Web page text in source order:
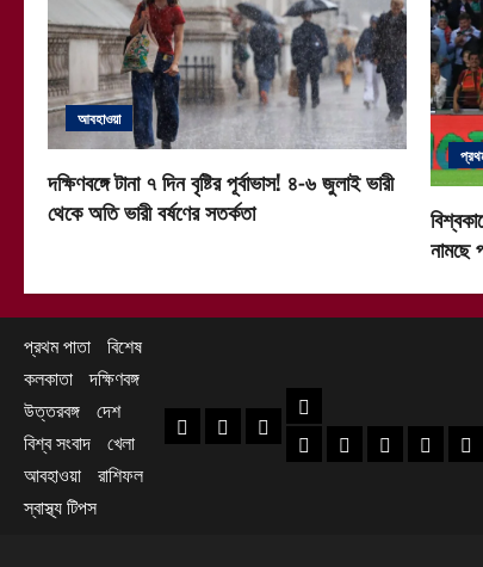
আবহাওয়া
দক্ষিণবঙ্গে টানা ৭ দিন বৃষ্টির পূর্বাভাস! ৪-৬ জুলাই ভারী
থেকে অতি ভারী বর্ষণের সতর্কতা
নামছে
প্রথম পাতা বিশেষ
কলকাতা দক্ষিণবঙ্গ
উত্তরবঙ্গ দেশ
বিশ্ব সংবাদ খেলা
আবহাওয়া রাশিফল
স্বাস্থ্য টিপস
প্রথম পাতা
বিশেষ কলকাতা
দক্ষিণবঙ্গ
হাওড়া খবরদক্ষিণ ২৪ পরগনা
উত্তর ২৪হুগলি খবর